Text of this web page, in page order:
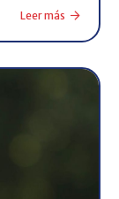
Leer más